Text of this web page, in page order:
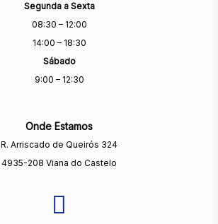
Segunda a Sexta
08:30 – 12:00
14:00 – 18:30
Sábado
9:00 – 12:30
Onde Estamos
R. Arriscado de Queirós 324
4935-208 Viana do Castelo